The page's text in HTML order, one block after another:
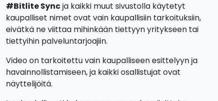
#Bitlite Syncja kaikki muut sivustolla käytetyt
kaupalliset nimet ovat vain kaupallisiin tarkoituksiin,
eivätkä ne viittaa mihinkään tiettyyn yritykseen tai
tiettyihin palveluntarjoajiin.
Video on tarkoitettu vain kaupalliseen esittelyyn ja
havainnollistamiseen, ja kaikki osallistujat ovat
näyttelijöitä.